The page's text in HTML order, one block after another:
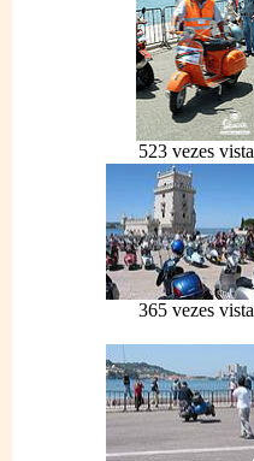
523 vezes vista
365 vezes vista